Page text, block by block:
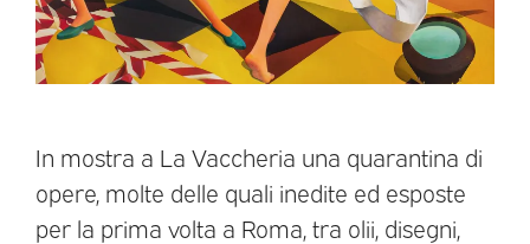
In mostra a La Vaccheria una quarantina di
opere, molte delle quali inedite ed esposte
per la prima volta a Roma, tra olii, disegni,